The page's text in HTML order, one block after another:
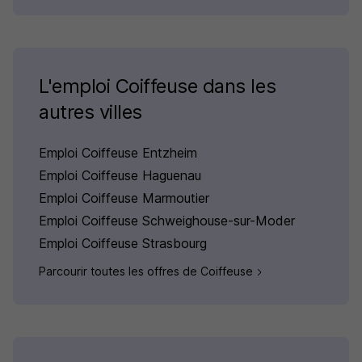
L'emploi Coiffeuse dans les
autres villes
Emploi Coiffeuse Entzheim
Emploi Coiffeuse Haguenau
Emploi Coiffeuse Marmoutier
Emploi Coiffeuse Schweighouse-sur-Moder
Emploi Coiffeuse Strasbourg
Parcourir toutes les offres de Coiffeuse